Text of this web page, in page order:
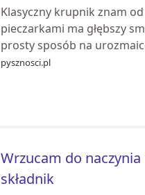
Klasyczny krupnik znam
pieczarkami ma głębszy
prosty sposób na
pysznosci.pl
Wrzucam do
składnik